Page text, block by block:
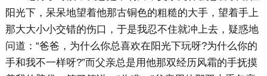
阳光下，呆呆地望着他那古铜色的粗糙的大手，望着手上
那大大小小交错的伤口，于是我忍不住就冲上去，疑惑地
问道：“爸爸，为什么你总喜欢在阳光下玩呀?为什么你的
手和我不一样呀?”而父亲总是用他那双经历风霜的手抚摸